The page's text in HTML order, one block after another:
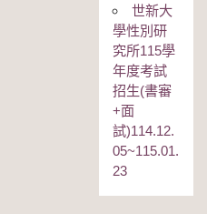
世新大
學性別研
究所115學
年度考試
招生(書審
+面
試)114.12.
05~115.01.
23